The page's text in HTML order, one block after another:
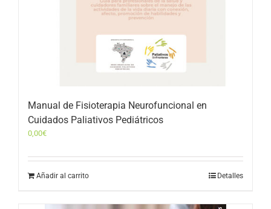
Manual de Fisioterapia Neurofuncional en
Cuidados Paliativos Pediátricos
0,00€
Añadir al carrito Detalles